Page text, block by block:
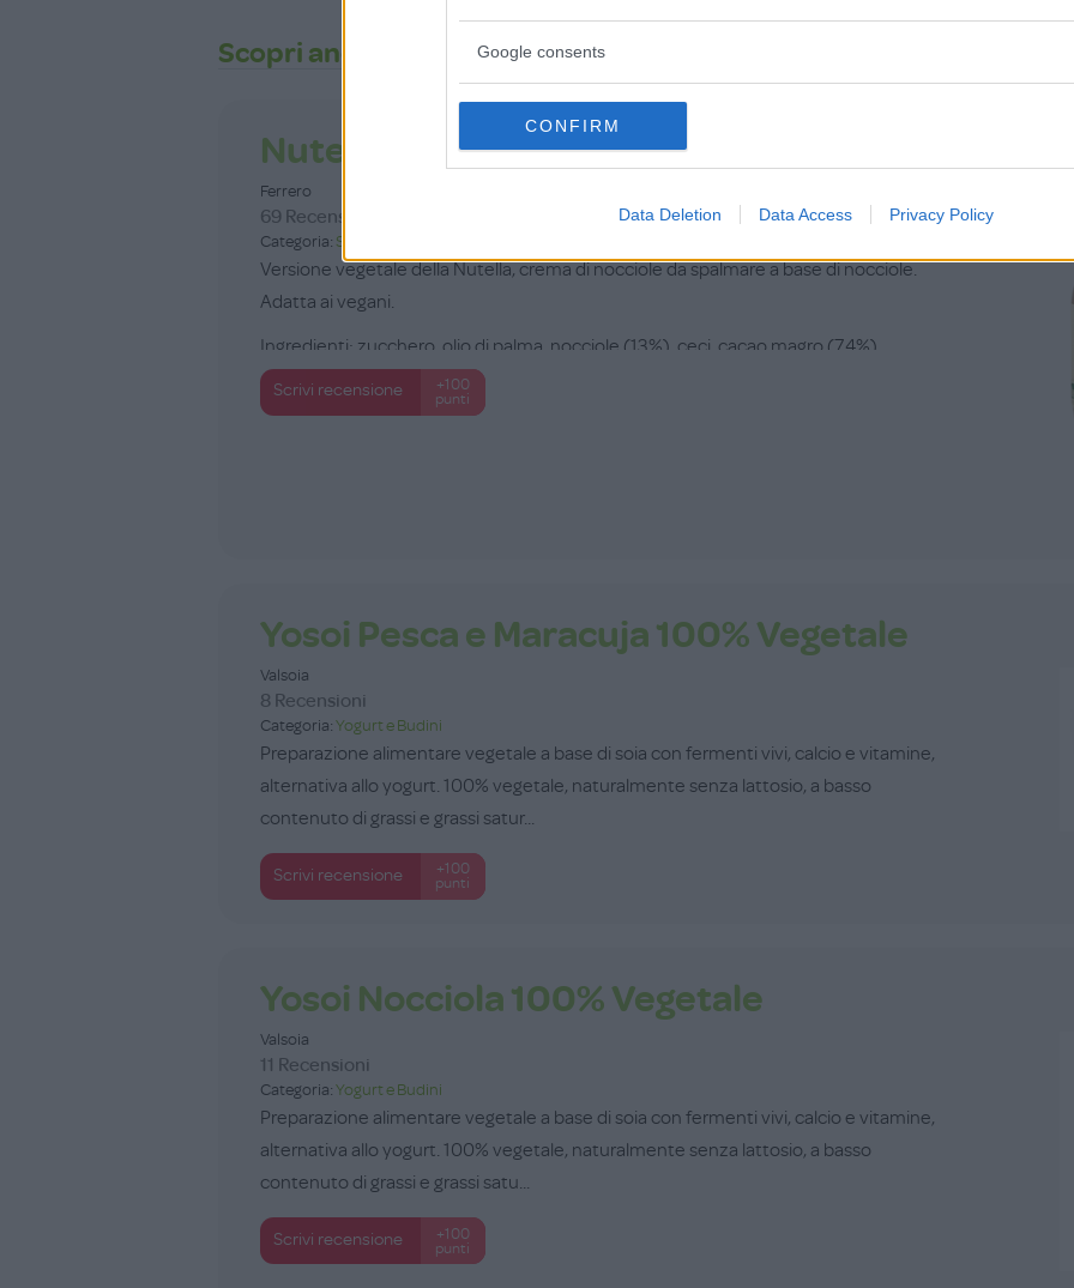
Google consents
CONFIRM
Data Deletion Data Access Privacy Policy
Scopri anche
Nutella® Plant-Based
Ferrero
69 Recensioni
Categoria: Snack, Caramelle e Gomme da masticare
Versione vegetale della Nutella, crema di nocciole da spalmare a base di nocciole.
Adatta ai vegani.
Ingredienti: zucchero, olio di palma, nocciole (13%), ceci, cacao magro (7,4%),
sciroppo...
Scrivi recensione
+100
punti
Yosoi Pesca e Maracuja 100% Vegetale
Valsoia
8 Recensioni
Categoria:Yogurt e Budini
Preparazione alimentare vegetale a base di soia con fermenti vivi, calcio e vitamine,
alternativa allo yogurt. 100% vegetale, naturalmente senza lattosio, a basso
contenuto di grassi e grassi satur...
Scrivi recensione
+100
punti
Yosoi Nocciola 100% Vegetale
Valsoia
11 Recensioni
Categoria:Yogurt e Budini
Preparazione alimentare vegetale a base di soia con fermenti vivi, calcio e vitamine,
alternativa allo yogurt. 100% vegetale, naturalmente senza lattosio, a basso
contenuto di grassi e grassi satu...
Scrivi recensione
+100
punti